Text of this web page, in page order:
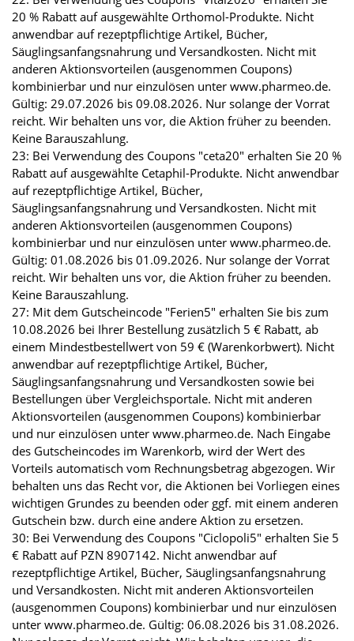
20 % Rabatt auf ausgewählte Orthomol-Produkte. Nicht
anwendbar auf rezeptpflichtige Artikel, Bücher,
Säuglingsanfangsnahrung und Versandkosten. Nicht mit
anderen Aktionsvorteilen (ausgenommen Coupons)
kombinierbar und nur einzulösen unter www.pharmeo.de.
Gültig: 29.07.2026 bis 09.08.2026. Nur solange der Vorrat
reicht. Wir behalten uns vor, die Aktion früher zu beenden.
Keine Barauszahlung.
23: Bei Verwendung des Coupons "ceta20" erhalten Sie 20 %
Rabatt auf ausgewählte Cetaphil-Produkte. Nicht anwendbar
auf rezeptpflichtige Artikel, Bücher,
Säuglingsanfangsnahrung und Versandkosten. Nicht mit
anderen Aktionsvorteilen (ausgenommen Coupons)
kombinierbar und nur einzulösen unter www.pharmeo.de.
Gültig: 01.08.2026 bis 01.09.2026. Nur solange der Vorrat
reicht. Wir behalten uns vor, die Aktion früher zu beenden.
Keine Barauszahlung.
27: Mit dem Gutscheincode "Ferien5" erhalten Sie bis zum
10.08.2026 bei Ihrer Bestellung zusätzlich 5 € Rabatt, ab
einem Mindestbestellwert von 59 € (Warenkorbwert). Nicht
anwendbar auf rezeptpflichtige Artikel, Bücher,
Säuglingsanfangsnahrung und Versandkosten sowie bei
Bestellungen über Vergleichsportale. Nicht mit anderen
Aktionsvorteilen (ausgenommen Coupons) kombinierbar
und nur einzulösen unter www.pharmeo.de. Nach Eingabe
des Gutscheincodes im Warenkorb, wird der Wert des
Vorteils automatisch vom Rechnungsbetrag abgezogen. Wir
behalten uns das Recht vor, die Aktionen bei Vorliegen eines
wichtigen Grundes zu beenden oder ggf. mit einem anderen
Gutschein bzw. durch eine andere Aktion zu ersetzen.
30: Bei Verwendung des Coupons "Ciclopoli5" erhalten Sie 5
€ Rabatt auf PZN 8907142. Nicht anwendbar auf
rezeptpflichtige Artikel, Bücher, Säuglingsanfangsnahrung
und Versandkosten. Nicht mit anderen Aktionsvorteilen
(ausgenommen Coupons) kombinierbar und nur einzulösen
unter www.pharmeo.de. Gültig: 06.08.2026 bis 31.08.2026.